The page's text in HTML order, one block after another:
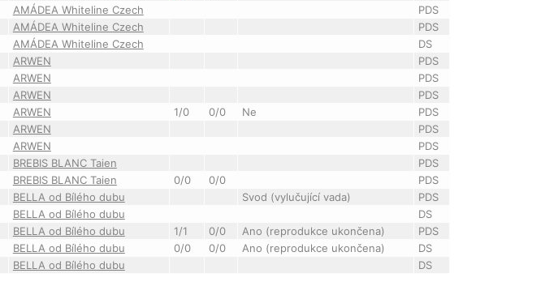
AMÁDEA Whiteline Czech
PDS
AMÁDEA Whiteline Czech
PDS
AMÁDEA Whiteline Czech
DS
ARWEN
PDS
ARWEN
PDS
ARWEN
PDS
ARWEN 1/0 0/0 Ne
PDS
ARWEN
PDS
ARWEN
PDS
BREBIS BLANC Taien
PDS
BREBIS BLANC Taien 0/0 0/0
PDS
BELLA od Bílého dubu Svod (vylučující vada)
PDS
BELLA od Bílého dubu
DS
BELLA od Bílého dubu 1/1 0/0 Ano (reprodukce ukončena)
PDS
BELLA od Bílého dubu 0/0 0/0 Ano (reprodukce ukončena)
DS
BELLA od Bílého dubu DS